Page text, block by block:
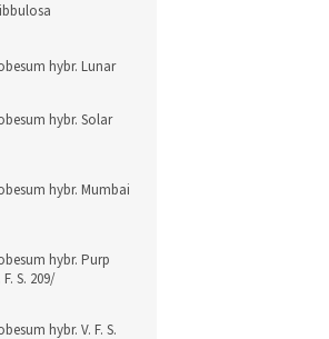
hybr. Lunar
hybr. Solar
hybr. Mumbai
hybr. Purp
S. 209/
hybr. V. F. S.